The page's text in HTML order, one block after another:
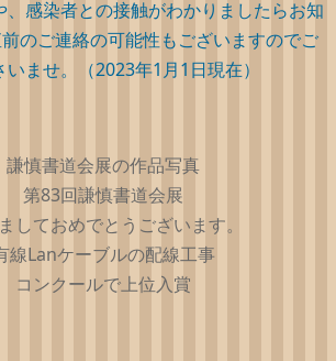
感染者との接触がわかりましたらお知
のご連絡の可能性もございますのでご
ませ。（2023年1月1日現在）
謙慎書道会展の作品写真
第83回謙慎書道会展
しておめでとうございます。
線Lanケーブルの配線工事
コンクールで上位入賞